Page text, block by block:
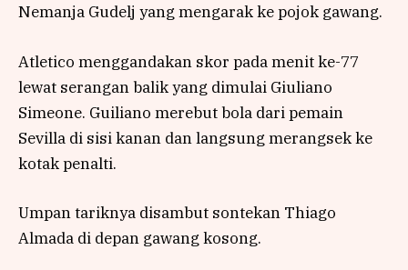
Nemanja Gudelj yang mengarak ke pojok gawang.
Atletico menggandakan skor pada menit ke-77
lewat serangan balik yang dimulai Giuliano
Simeone. Guiliano merebut bola dari pemain
Sevilla di sisi kanan dan langsung merangsek ke
kotak penalti.
Umpan tariknya disambut sontekan Thiago
Almada di depan gawang kosong.